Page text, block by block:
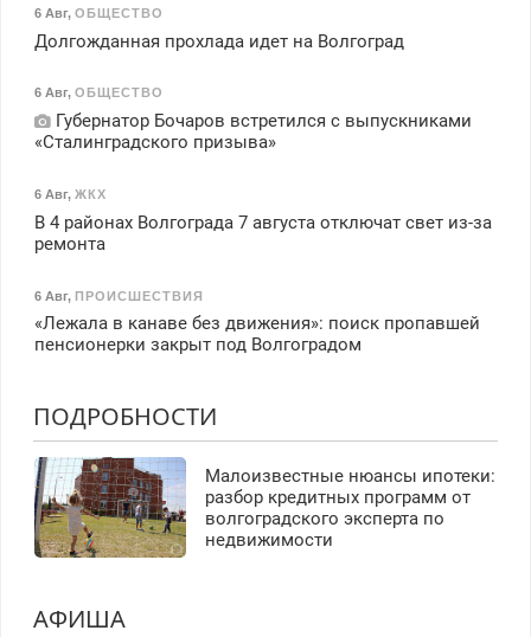
6 Авг, ОБЩЕСТВО
Долгожданная прохлада идет на Волгоград
6 Авг, ОБЩЕСТВО
Губернатор Бочаров встретился с выпускниками
«Сталинградского призыва»
6 Авг, ЖКХ
В 4 районах Волгограда 7 августа отключат свет из-за
ремонта
6 Авг, ПРОИСШЕСТВИЯ
«Лежала в канаве без движения»: поиск пропавшей
пенсионерки закрыт под Волгоградом
ПОДРОБНОСТИ
Малоизвестные нюансы ипотеки:
разбор кредитных программ от
волгоградского эксперта по
недвижимости
АФИША